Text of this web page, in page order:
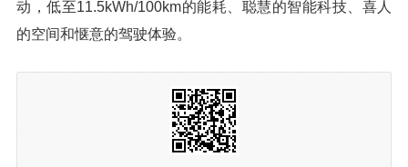
动，低至11.5kWh/100km的能耗、聪慧的智能科技、喜人
的空间和惬意的驾驶体验。